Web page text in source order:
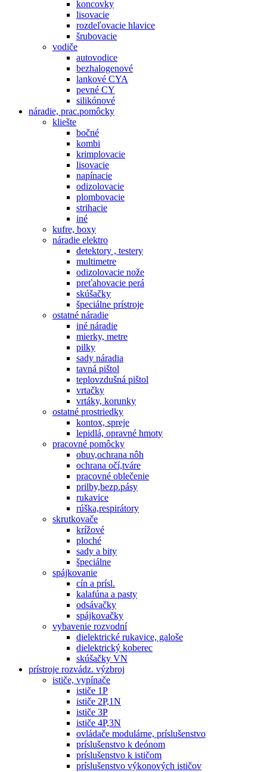
koncovky
lisovacie
rozdeľovacie hlavice
šrubovacie
vodiče
autovodice
bezhalogenové
lankové CYA
pevné CY
silikónové
náradie, prac.pomôcky
kliešte
bočné
kombi
krimplovacie
lisovacie
napínacie
odizolovacie
plombovacie
strihacie
iné
kufre, boxy
náradie elektro
detektory , testery
multimetre
odizolovacie nože
preťahovacie perá
skúšačky
špeciálne prístroje
ostatné náradie
iné náradie
mierky, metre
pilky
sady náradia
tavná pištol
teplovzdušná pištol
vrtačky
vrtáky, korunky
ostatné prostriedky
kontox, spreje
lepidlá, opravné hmoty
pracovné pomôcky
obuv,ochrana nôh
ochrana očí,tváre
pracovné oblečenie
prilby,bezp.pásy
rukavice
rúška,respirátory
skrutkovače
krížové
ploché
sady a bity
špeciálne
spájkovanie
cín a prísl.
kalafúna a pasty
odsávačky
spájkovačky
vybavenie rozvodní
dielektrické rukavice, galoše
dielektrický koberec
skúšačky VN
prístroje rozvádz. výzbroj
ističe, vypínače
ističe 1P
ističe 2P,1N
ističe 3P
ističe 4P,3N
ovládače modulárne, príslušenstvo
príslušenstvo k deónom
príslušenstvo k ističom
príslušenstvo výkonových ističov